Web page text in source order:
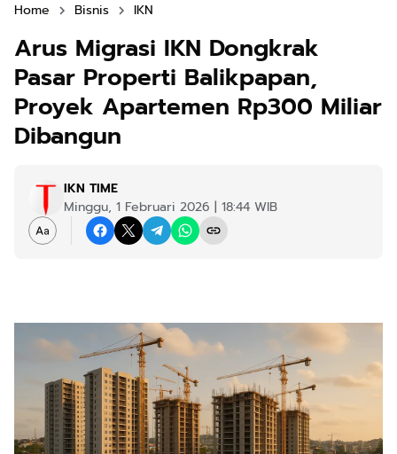
Home Bisnis IKN
Arus Migrasi IKN Dongkrak
Pasar Properti Balikpapan,
Proyek Apartemen Rp300 Miliar
Dibangun
IKN TIME
Minggu, 1 Februari 2026 | 18:44 WIB